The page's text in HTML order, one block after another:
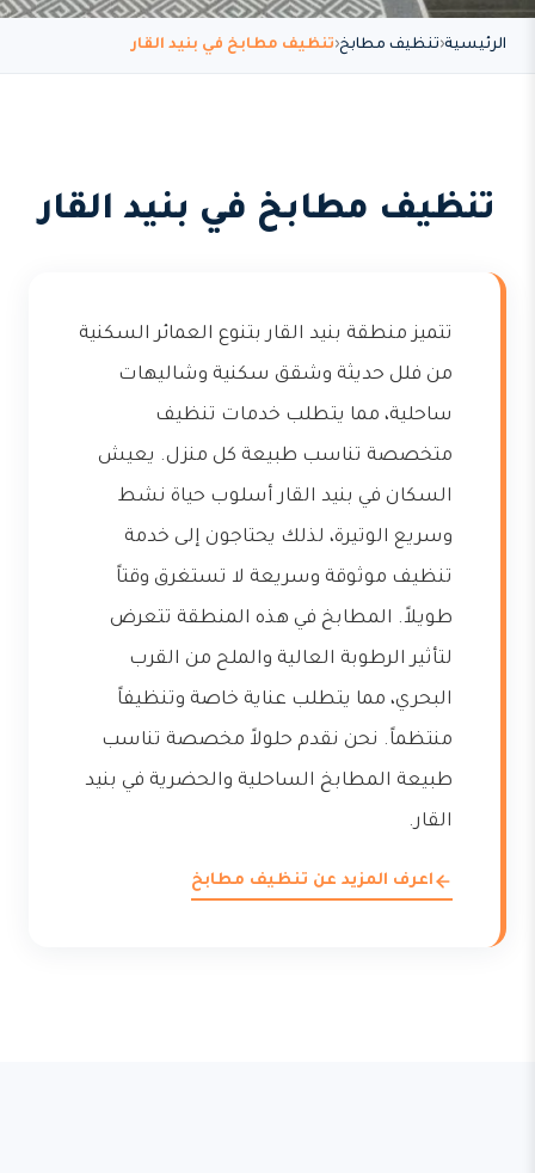
الرئيسية تنظيف مطابخ تنظيف مطابخ في بنيد القار
تنظيف مطابخ في بنيد القار
تتميز منطقة بنيد القار بتنوع العمائر السكنية
من فلل حديثة وشقق سكنية وشاليهات
ساحلية، مما يتطلب خدمات تنظيف
متخصصة تناسب طبيعة كل منزل. يعيش
السكان في بنيد القار أسلوب حياة نشط
وسريع الوتيرة، لذلك يحتاجون إلى خدمة
تنظيف موثوقة وسريعة لا تستغرق وقتاً
طويلاً. المطابخ في هذه المنطقة تتعرض
لتأثير الرطوبة العالية والملح من القرب
البحري، مما يتطلب عناية خاصة وتنظيفاً
منتظماً. نحن نقدم حلولاً مخصصة تناسب
طبيعة المطابخ الساحلية والحضرية في بنيد
القار.
اعرف المزيد عن تنظيف مطابخ